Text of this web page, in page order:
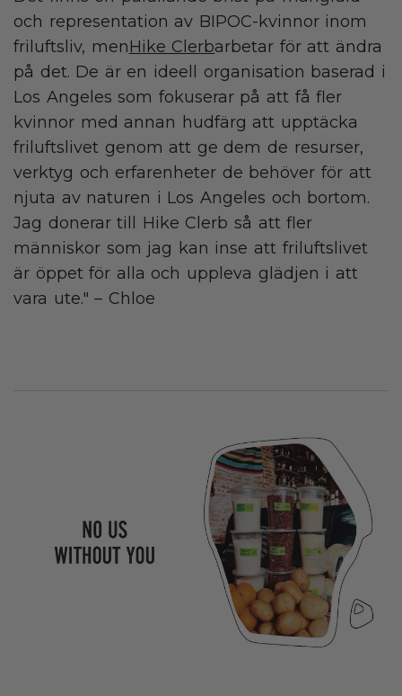
och representation av BIPOC-kvinnor inom
friluftsliv, menHike Clerbarbetar för att ändra
på det. De är en ideell organisation baserad i
Los Angeles som fokuserar på att få fler
kvinnor med annan hudfärg att upptäcka
friluftslivet genom att ge dem de resurser,
verktyg och erfarenheter de behöver för att
njuta av naturen i Los Angeles och bortom.
Jag donerar till Hike Clerb så att fler
människor som jag kan inse att friluftslivet
är öppet för alla och uppleva glädjen i att
vara ute." – Chloe